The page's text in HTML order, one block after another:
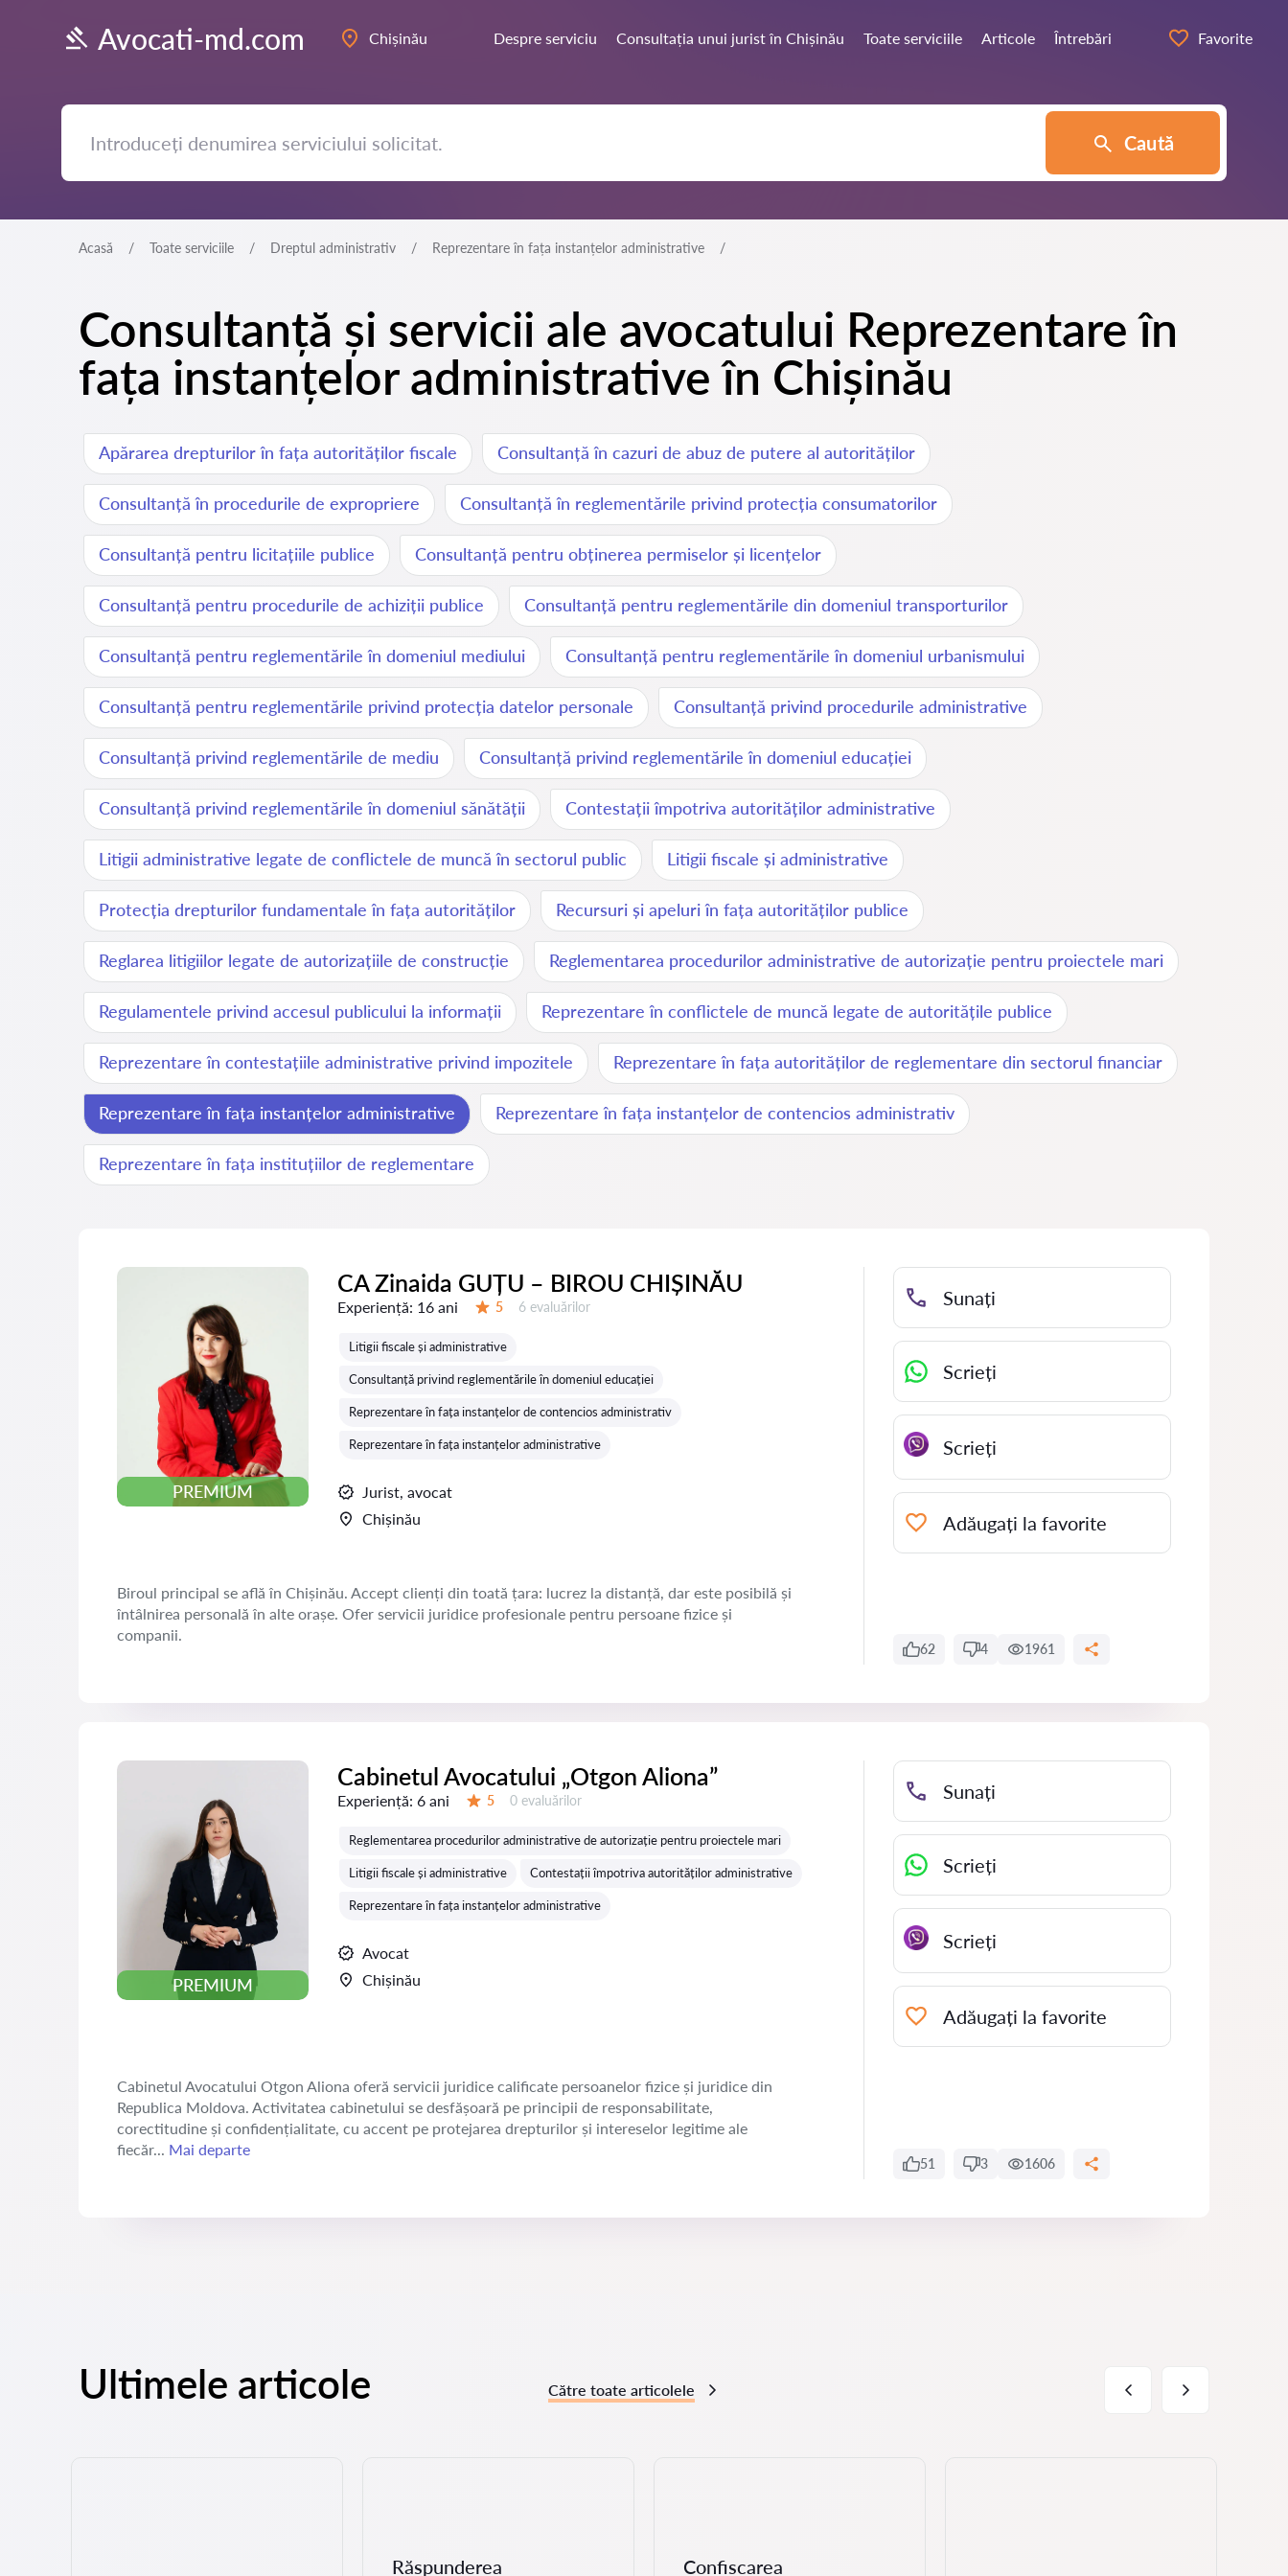
Avocati-md.com Chișinău Despre serviciu Consultația unui jurist în Chișinău Toate serviciile Articole Întrebări Favorite
Caută
Acasă Toate serviciile Dreptul administrativ Reprezentare în fața instanțelor administrative
Consultanță și servicii ale avocatului Reprezentare în
fața instanțelor administrative în Chișinău
Apărarea drepturilor în fața autorităților fiscale Consultanță în cazuri de abuz de putere al autorităților
Consultanță în procedurile de expropriere Consultanță în reglementările privind protecția consumatorilor
Consultanță pentru licitațiile publice Consultanță pentru obținerea permiselor și licențelor
Consultanță pentru procedurile de achiziții publice Consultanță pentru reglementările din domeniul transporturilor
Consultanță pentru reglementările în domeniul mediului Consultanță pentru reglementările în domeniul urbanismului
Consultanță pentru reglementările privind protecția datelor personale Consultanță privind procedurile administrative
Consultanță privind reglementările de mediu Consultanță privind reglementările în domeniul educației
Consultanță privind reglementările în domeniul sănătății Contestații împotriva autorităților administrative
Litigii administrative legate de conflictele de muncă în sectorul public Litigii fiscale și administrative
Protecția drepturilor fundamentale în fața autorităților Recursuri și apeluri în fața autorităților publice
Reglarea litigiilor legate de autorizațiile de construcție Reglementarea procedurilor administrative de autorizație pentru proiectele mari
Regulamentele privind accesul publicului la informații Reprezentare în conflictele de muncă legate de autoritățile publice
Reprezentare în contestațiile administrative privind impozitele Reprezentare în fața autorităților de reglementare din sectorul financiar
Reprezentare în fața instanțelor administrative Reprezentare în fața instanțelor de contencios administrativ
Reprezentare în fața instituțiilor de reglementare
PREMIUM
CA Zinaida GUȚU – BIROU CHIȘINĂU
Experiență: 16 ani 5 Evaluărilor:
6 evaluărilor
Litigii fiscale și administrative
Consultanță privind reglementările în domeniul educației
Reprezentare în fața instanțelor de contencios administrativ
Reprezentare în fața instanțelor administrative
Jurist, avocat
Chișinău
Biroul principal se află în Chișinău. Accept clienți din toată țara: lucrez la distanță, dar este posibilă și
întâlnirea personală în alte orașe. Ofer servicii juridice profesionale pentru persoane fizice și
companii.
Sunați
Scrieți
Scrieți
Adăugați la favorite
62 4 1961
PREMIUM
Cabinetul Avocatului „Otgon Aliona”
Experiență: 6 ani 5 Evaluărilor:
0 evaluărilor
Reglementarea procedurilor administrative de autorizație pentru proiectele mari
Litigii fiscale și administrative Contestații împotriva autorităților administrative
Reprezentare în fața instanțelor administrative
Avocat
Chișinău
Cabinetul Avocatului Otgon Aliona oferă servicii juridice calificate persoanelor fizice și juridice din
Republica Moldova. Activitatea cabinetului se desfășoară pe principii de responsabilitate,
corectitudine și confidențialitate, cu accent pe protejarea drepturilor și intereselor legitime ale
fiecăr... Mai departe
Sunați
Scrieți
Scrieți
Adăugați la favorite
51 3 1606
Ultimele articole Către toate articolele
Răspunderea
Confiscarea